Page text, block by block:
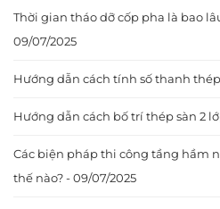
Thời gian tháo dỡ cốp pha là bao
09/07/2025
Hướng dẫn cách tính số thanh
Hướng dẫn cách bố trí thép sàn 2
Các biện pháp thi công tầng hầm
thế nào? - 09/07/2025